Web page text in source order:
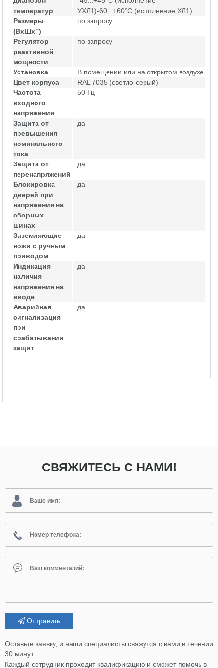
температур
УХЛ1)-60...+60°С (исполнение ХЛ1)
Размеры
(ВхШхГ)
по запросу
Регулятор
реактивной
мощности
по запросу
Установка
В помещении или на открытом воздухе
Цвет корпуса
RAL 7035 (светло-серый)
Частота
входного
напряжения
50 Гц
Защита от
превышения
номинального
тока
да
Защита от
перенапряжений
да
Блокировка
дверей при
напряжения на
сборных
шинах
да
Заземляющие
ножи с ручным
приводом
да
Индикация
наличия
напряжения на
вводе
да
Аварийная
сигнализация
при
срабатывании
защит
да
СВЯЖИТЕСЬ С НАМИ!
Отправить
Оставьте заявку, и наши специалисты свяжутся с вами в течении
30 минут.
Каждый сотрудник проходит квалификацию и сможет помочь в